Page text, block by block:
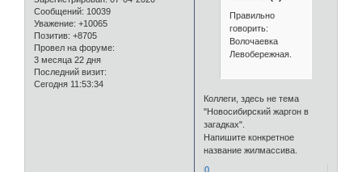
Сообщений: 10039
Уважение: +10065
Позитив: +8705
Провел на форуме:
3 месяца 22 дня
Последний визит:
Сегодня 11:53:34
Правильно
говорить:
Волочаевка
Левобережная.
Коллеги, здесь не тема
"Новосибирский жаргон в
загадках".
Напишите конкретное
название жилмассива.
0